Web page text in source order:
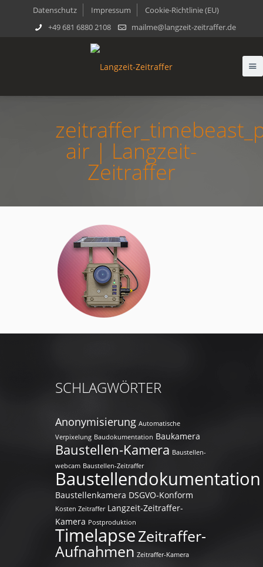
Datenschutz Impressum
Cookie-Richtlinie (EU)
+49 681 6880 2108
mailme@langzeit-zeitraffer.de
air | Langzeit-
Zeitraffer
SCHLAGWÖRTER
Anonymisierung Automatische
Verpixelung Baudokumentation Baukamera
Baustellen-Kamera Baustellen-
webcam Baustellen-Zeitraffer
Baustellendokumentation
Baustellenkamera DSGVO-Konform
Kosten Zeitraffer Langzeit-Zeitraffer-
Kamera Postproduktion
TimelapseZeitraffer-
Aufnahmen Zeitraffer-Kamera